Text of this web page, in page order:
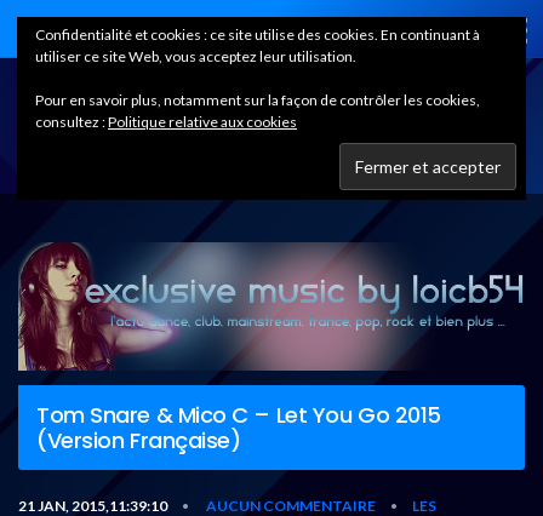
Home
Tom Snare & Mico C – Let You Go 2015
(Version Française)
21 JAN, 2015,11:39:10 • AUCUN COMMENTAIRE •
LES
Confidentialité et cookies : ce site utilise des cookies. En continuant à
utiliser ce site Web, vous acceptez leur utilisation.
Pour en savoir plus, notamment sur la façon de contrôler les cookies,
consultez :Politique relative aux cookies